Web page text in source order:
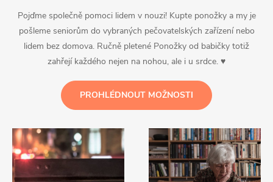
Pojďme společně pomoci lidem v nouzi! Kupte ponožky a my je
pošleme seniorům do vybraných pečovatelských zařízení nebo
lidem bez domova. Ručně pletené Ponožky od babičky totiž
zahřejí každého nejen na nohou, ale i u srdce. ♥
PROHLÉDNOUT MOŽNOSTI